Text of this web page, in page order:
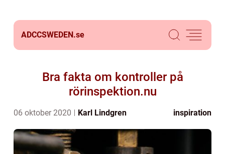
ADCCSWEDEN.se
Bra fakta om kontroller på
rörinspektion.nu
06 oktober 2020 Karl Lindgren inspiration